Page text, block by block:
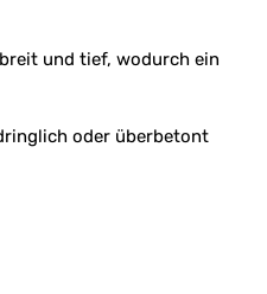
und tief, wodurch ein
oder überbetont